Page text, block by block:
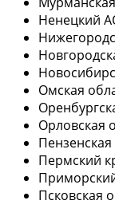
Ненецкий
Омская
Орловская
Пензенская
Пермский
Псковская